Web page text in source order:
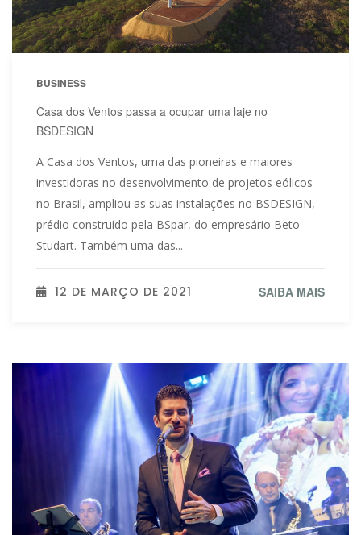
BUSINESS
Casa dos Ventos passa a ocupar uma laje no
BSDESIGN
A Casa dos Ventos, uma das pioneiras e maiores
investidoras no desenvolvimento de projetos eólicos
no Brasil, ampliou as suas instalações no BSDESIGN,
prédio construído pela BSpar, do empresário Beto
Studart. Também uma das...
12 DE MARÇO DE 2021 SAIBA MAIS